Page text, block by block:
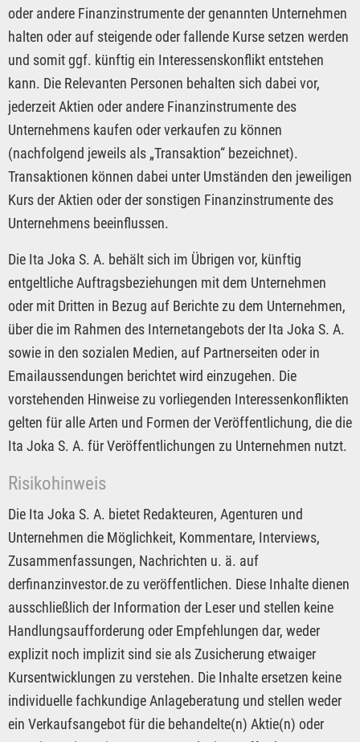
oder andere Finanzinstrumente der genannten Unternehmen
halten oder auf steigende oder fallende Kurse setzen werden
und somit ggf. künftig ein Interessenskonflikt entstehen
kann. Die Relevanten Personen behalten sich dabei vor,
jederzeit Aktien oder andere Finanzinstrumente des
Unternehmens kaufen oder verkaufen zu können
(nachfolgend jeweils als „Transaktion“ bezeichnet).
Transaktionen können dabei unter Umständen den jeweiligen
Kurs der Aktien oder der sonstigen Finanzinstrumente des
Unternehmens beeinflussen.
Die Ita Joka S. A. behält sich im Übrigen vor, künftig
entgeltliche Auftragsbeziehungen mit dem Unternehmen
oder mit Dritten in Bezug auf Berichte zu dem Unternehmen,
über die im Rahmen des Internetangebots der Ita Joka S. A.
sowie in den sozialen Medien, auf Partnerseiten oder in
Emailaussendungen berichtet wird einzugehen. Die
vorstehenden Hinweise zu vorliegenden Interessenkonflikten
gelten für alle Arten und Formen der Veröffentlichung, die die
Ita Joka S. A. für Veröffentlichungen zu Unternehmen nutzt.
Risikohinweis
Die Ita Joka S. A. bietet Redakteuren, Agenturen und
Unternehmen die Möglichkeit, Kommentare, Interviews,
Zusammenfassungen, Nachrichten u. ä. auf
derfinanzinvestor.de zu veröffentlichen. Diese Inhalte dienen
ausschließlich der Information der Leser und stellen keine
Handlungsaufforderung oder Empfehlungen dar, weder
explizit noch implizit sind sie als Zusicherung etwaiger
Kursentwicklungen zu verstehen. Die Inhalte ersetzen keine
individuelle fachkundige Anlageberatung und stellen weder
ein Verkaufsangebot für die behandelte(n) Aktie(n) oder